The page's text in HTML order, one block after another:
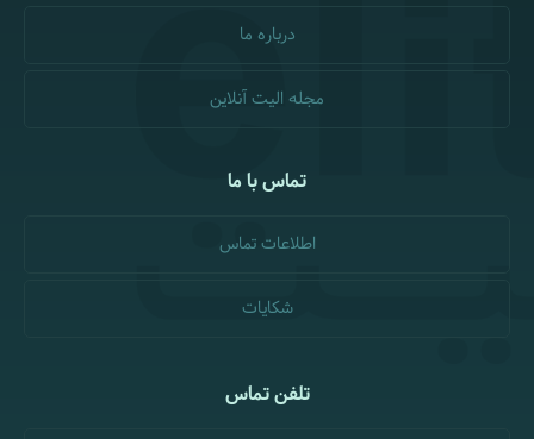
درباره ما
مجله الیت آنلاین
تماس با ما
اطلاعات تماس
شکایات
تلفن تماس